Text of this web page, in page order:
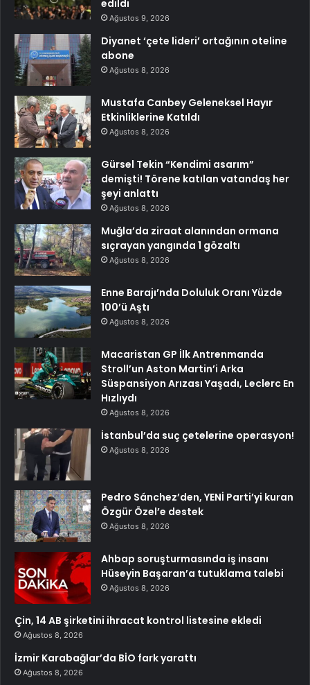
edildi
Ağustos 9, 2026
Diyanet ‘çete lideri’ ortağının oteline
abone
Ağustos 8, 2026
Mustafa Canbey Geleneksel Hayır
Etkinliklerine Katıldı
Ağustos 8, 2026
Gürsel Tekin “Kendimi asarım”
demişti! Törene katılan vatandaş her
şeyi anlattı
Ağustos 8, 2026
Muğla’da ziraat alanından ormana
sıçrayan yangında 1 gözaltı
Ağustos 8, 2026
Enne Barajı’nda Doluluk Oranı Yüzde
100’ü Aştı
Ağustos 8, 2026
Macaristan GP İlk Antrenmanda
Stroll’un Aston Martin’i Arka
Süspansiyon Arızası Yaşadı, Leclerc En
Hızlıydı
Ağustos 8, 2026
İstanbul’da suç çetelerine operasyon!
Ağustos 8, 2026
Pedro Sánchez’den, YENİ Parti’yi kuran
Özgür Özel’e destek
Ağustos 8, 2026
Ahbap soruşturmasında iş insanı
Hüseyin Başaran’a tutuklama talebi
Ağustos 8, 2026
Çin, 14 AB şirketini ihracat kontrol listesine ekledi
Ağustos 8, 2026
İzmir Karabağlar’da BİO fark yarattı
Ağustos 8, 2026